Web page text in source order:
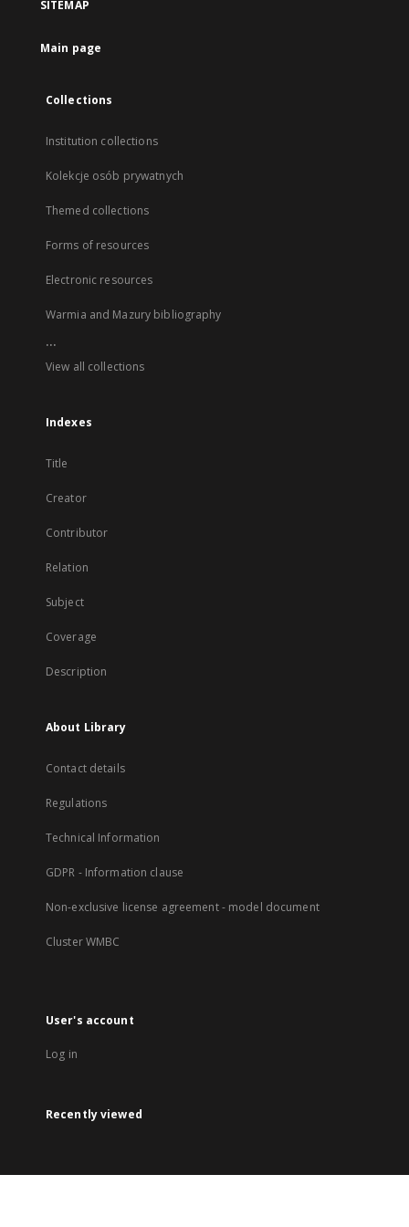
SITEMAP
Main page
Collections
Institution collections
Kolekcje osób prywatnych
Themed collections
Forms of resources
Electronic resources
Warmia and Mazury bibliography
...
View all collections
Indexes
Title
Creator
Contributor
Relation
Subject
Coverage
Description
About Library
Contact details
Regulations
Technical Information
GDPR - Information clause
Non-exclusive license agreement - model document
Cluster WMBC
User's account
Log in
Recently viewed